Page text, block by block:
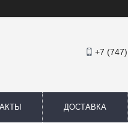
+7
ДОСТАВКА